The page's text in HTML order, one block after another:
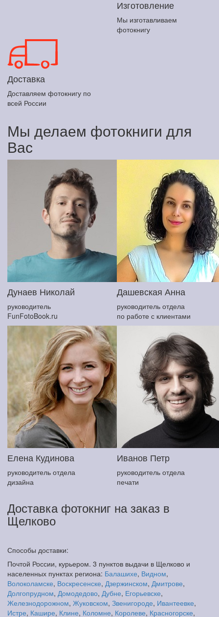
Изготовление
Мы изготавливаем
фотокнигу
Доставка
Доставляем фотокнигу по
всей России
Мы делаем фотокниги для
Вас
Дунаев Николай
руководитель
FunFotoBook.ru
Дашевская Анна
руководитель отдела
по работе с клиентами
Елена Кудинова
руководитель отдела
дизайна
Иванов Петр
руководитель отдела
печати
Доставка фотокниг на заказ в
Щелково
Способы доставки:
Почтой России, курьером. 3 пунктов выдачи в Щелково и
населенных пунктах региона: Балашихе, Видном,
Волоколамске, Воскресенске, Дзержинском, Дмитрове,
Долгопрудном, Домодедово, Дубне, Егорьевске,
Железнодорожном, Жуковском, Звенигороде, Ивантеевке,
Истре, Кашире, Клине, Коломне, Королеве, Красногорске,